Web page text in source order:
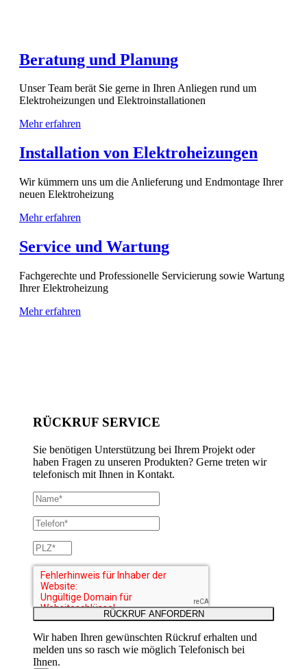
Beratung und Planung
Unser Team berät Sie gerne in Ihren Anliegen rund um
Elektroheizungen und Elektroinstallationen
Mehr erfahren
Installation von Elektroheizungen
Wir kümmern uns um die Anlieferung und Endmontage Ihrer
neuen Elektroheizung
Mehr erfahren
Service und Wartung
Fachgerechte und Professionelle Servicierung sowie Wartung
Ihrer Elektroheizung
Mehr erfahren
RÜCKRUF SERVICE
Sie benötigen Unterstützung bei Ihrem Projekt oder
haben Fragen zu unseren Produkten? Gerne treten wir
telefonisch mit Ihnen in Kontakt.
RÜCKRUF ANFORDERN
Wir haben Ihren gewünschten Rückruf erhalten und
melden uns so rasch wie möglich Telefonisch bei
Ihnen.